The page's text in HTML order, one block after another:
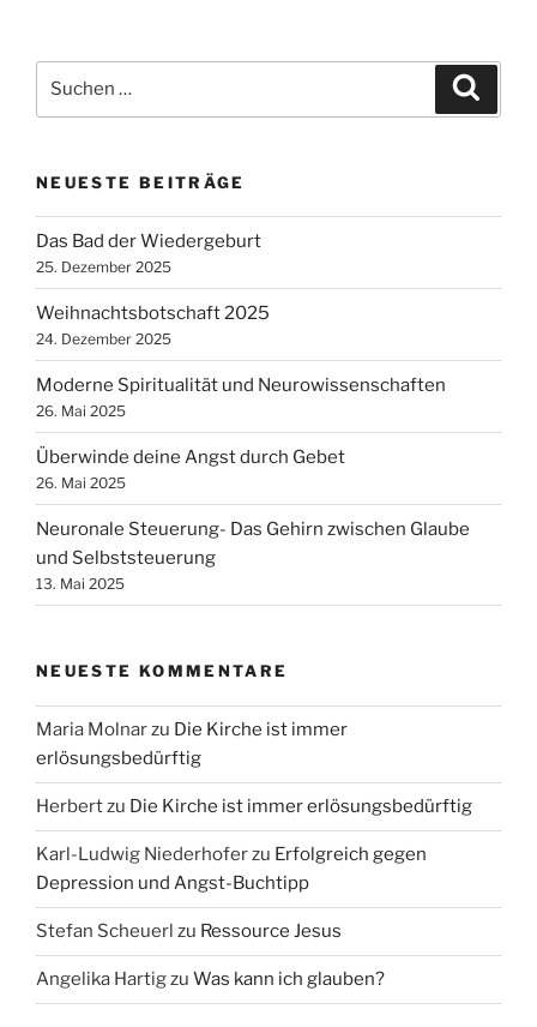
nach:
NEUESTE BEITRÄGE
Das Bad der Wiedergeburt
25. Dezember 2025
Weihnachtsbotschaft 2025
24. Dezember 2025
Moderne Spiritualität und Neurowissenschaften
26. Mai 2025
Überwinde deine Angst durch Gebet
26. Mai 2025
Neuronale Steuerung- Das Gehirn zwischen Glaube
und Selbststeuerung
13. Mai 2025
NEUESTE KOMMENTARE
Maria Molnarzu Die Kirche ist immer
erlösungsbedürftig
Herbertzu Die Kirche ist immer erlösungsbedürftig
Karl-Ludwig Niederhoferzu Erfolgreich gegen
Depression und Angst-Buchtipp
Stefan Scheuerl zu Ressource Jesus
Angelika Hartigzu Was kann ich glauben?